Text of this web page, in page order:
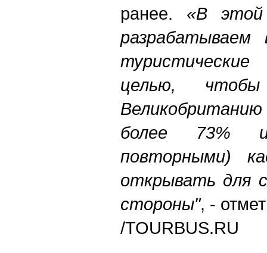
ранее. «В
целью,
более 73%
повторными)
открывать для
стороны", -
/TOURBUS.RU